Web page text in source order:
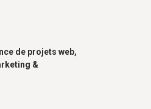
de projets web,
&